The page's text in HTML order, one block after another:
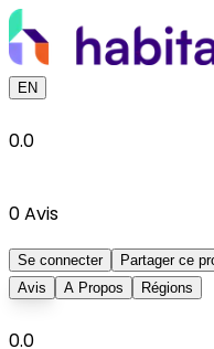
EN
0.0
0Avis
Se connecter
Partager ce
Avis
A Propos Régions
0.0